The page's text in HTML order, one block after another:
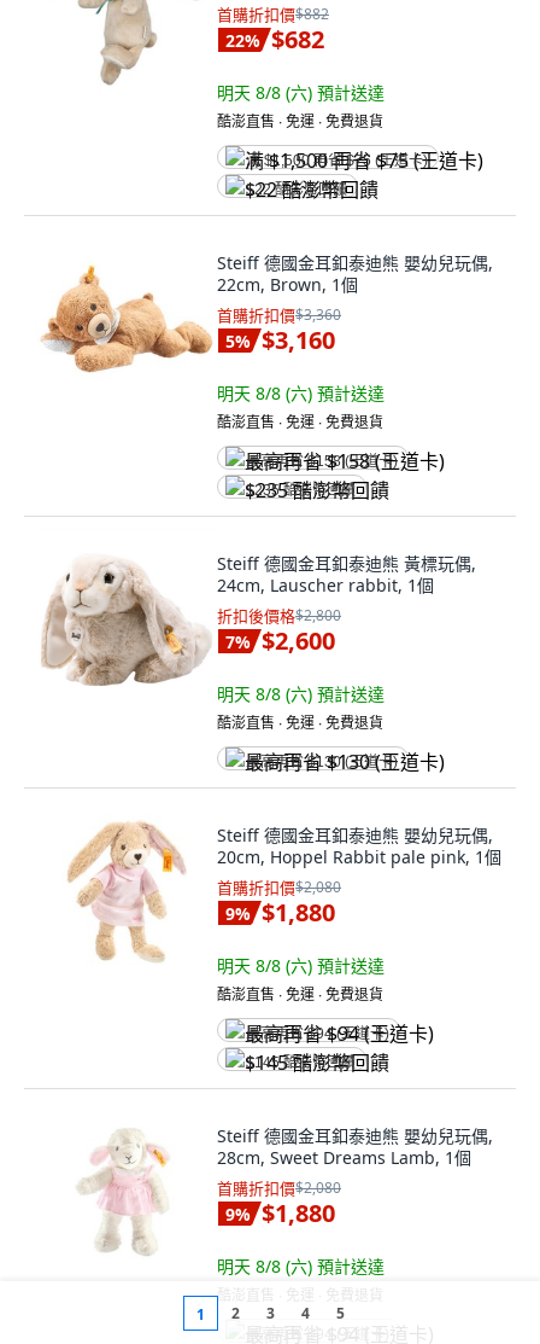
首購折扣價$882
22% $682
明天 8/8 (六) 預計送達
酷澎直售 ∙ 免運 ∙ 免費退貨
满 $1,500 再省 $75 (王道卡)
$22 酷澎幣回饋
Steiff 德國金耳釦泰迪熊 嬰幼兒玩偶,
22cm, Brown, 1個
首購折扣價$3,360
5% $3,160
明天 8/8 (六) 預計送達
酷澎直售 ∙ 免運 ∙ 免費退貨
最高再省 $158 (王道卡)
$235 酷澎幣回饋
Steiff 德國金耳釦泰迪熊 黃標玩偶,
24cm, Lauscher rabbit, 1個
折扣後價格$2,800
7% $2,600
明天 8/8 (六) 預計送達
酷澎直售 ∙ 免運 ∙ 免費退貨
最高再省 $130 (王道卡)
Steiff 德國金耳釦泰迪熊 嬰幼兒玩偶,
20cm, Hoppel Rabbit pale pink, 1個
首購折扣價$2,080
9% $1,880
明天 8/8 (六) 預計送達
酷澎直售 ∙ 免運 ∙ 免費退貨
最高再省 $94 (王道卡)
$145 酷澎幣回饋
Steiff 德國金耳釦泰迪熊 嬰幼兒玩偶,
28cm, Sweet Dreams Lamb, 1個
首購折扣價$2,080
9% $1,880
明天 8/8 (六) 預計送達
酷澎直售 ∙ 免運 ∙ 免費退貨
最高再省 $94 (王道卡)
1 2 3 4 5